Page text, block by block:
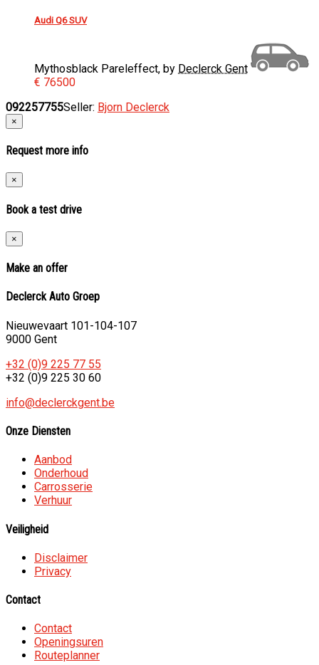
Audi Q6 SUV
Mythosblack Pareleffect, by Declerck Gent
€ 76500
092257755Seller: Bjorn Declerck
×
Request more info
×
Book a test drive
×
Make an offer
Declerck Auto Groep
Nieuwevaart 101-104-107
9000 Gent
+32 (0)9 225 77 55
+32 (0)9 225 30 60
info@declerckgent.be
Onze Diensten
Aanbod
Onderhoud
Carrosserie
Verhuur
Veiligheid
Disclaimer
Privacy
Contact
Contact
Openingsuren
Routeplanner